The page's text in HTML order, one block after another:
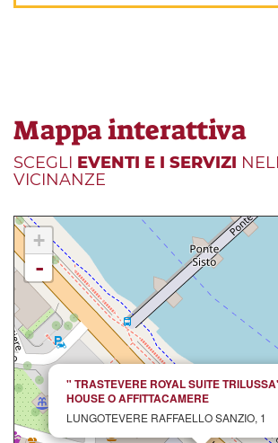
Mappa interattiva
SCEGLI EVENTI E I SERVIZI
VICINANZE
" TRASTEVERE ROYAL SUITE
HOUSE O AFFITTACAMERE
LUNGOTEVERE RAFFAELLO SANZIO, 1
+
-